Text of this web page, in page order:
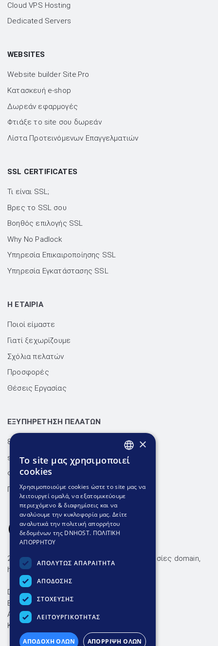
Cloud VPS Hosting
Dedicated Servers
WEBSITES
Website builder Site.Pro
Kατασκευή e-shop
Δωρεάν εφαρμογές
Φτιάξε το site σου δωρεάν
Λίστα Προτεινόμενων Επαγγελματιών
SSL CERTIFICATES
Τι είναι SSL;
Βρες το SSL σου
Βοηθός επιλογής SSL
Why No Padlock
Υπηρεσία Επικαιροποίησης SSL
Υπηρεσία Εγκατάστασης SSL
H ΕΤΑΙΡΙΑ
Ποιοί είμαστε
Γιατί ξεχωρίζουμε
Σχόλια πελατών
Προσφορές
Θέσεις Εργασίας
ΕΞΥΠΗΡΕΤΗΣΗ ΠΕΛΑΤΩΝ
801.300.3520 - 210.953.6767
support@dnhost.gr
Φόρμα επικοινωνίας
Γνωσιακή βάση
26 χρόνια αξιόπιστες & οικονομικές υπηρεσίες domain,
hosting και ssl με ταχύτατη υποστήριξη.
DNHOST IKE
ΕΥΜΟΛΠΙΔΩΝ 23 ΑΘΗΝΑ 11854
AP. Γ.Ε.ΜΗ. 004602701000
ΚΑΤΑΒΛΗΘΕΝ ΚΕΦΑΛΑΙΟ 15.000€
GREEK
×
To site μας χρησιμοποιεί
cookies
Χρησιμοποιούμε cookies ώστε το site μας να
λειτουργεί ομαλά, να εξατομικεύουμε
περιεχόμενο & διαφημίσεις και να
αναλύουμε την κυκλοφορία μας. Δείτε
αναλυτικά την πολιτική απορρήτου
δεδομένων της DNHOST. ΠΟΛΙΤΙΚΗ
ΑΠΟΡΡΗΤΟΥ
ΑΠΟΛΥΤΩΣ ΑΠΑΡΑΙΤΗΤΑ
ΑΠΟΔΟΣΗΣ
ΣΤΟΧΕΥΣΗΣ
ΛΕΙΤΟΥΡΓΙΚΟΤΗΤΑΣ
ΑΠΟΔΟΧΗ ΟΛΩΝ ΑΠΟΡΡΙΨΗ ΟΛΩΝ